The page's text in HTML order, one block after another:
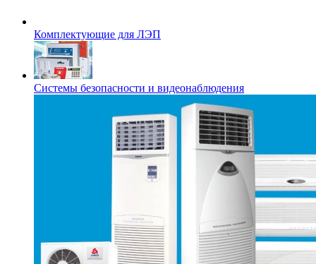
Комплектующие для ЛЭП
Системы безопасности и видеонаблюдения